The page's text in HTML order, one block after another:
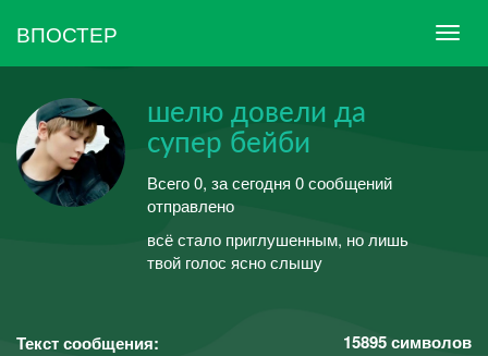
ВПОСТЕР
шелю довели да
супер бейби
Всего 0, за сегодня 0 сообщений
отправлено
всё стало приглушенным, но лишь
твой голос ясно слышу
Текст сообщения: 15895символов